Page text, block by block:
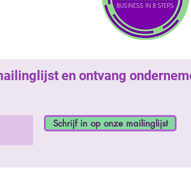
en ontvang
Schrijf in op onze mailinglijst